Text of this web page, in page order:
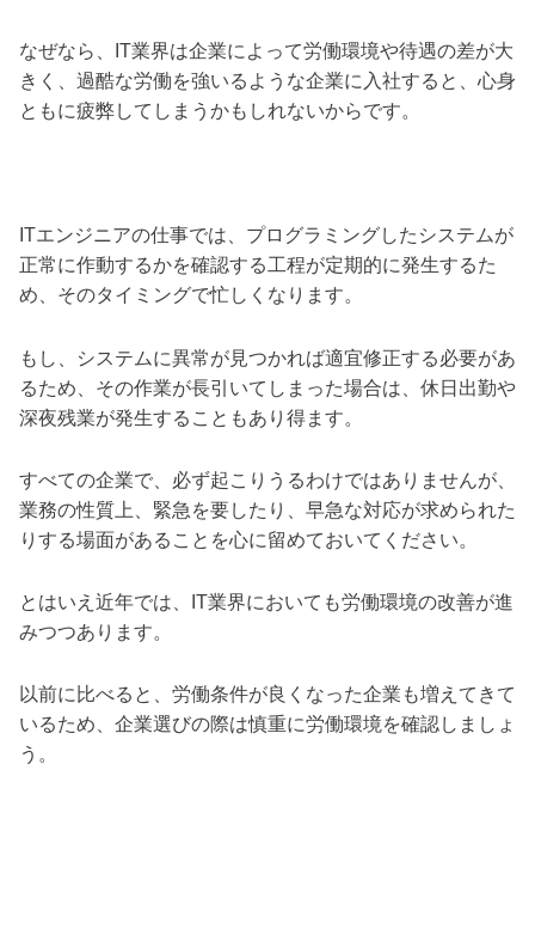
なぜなら、IT業界は企業によって労働環境や待遇の差が大
きく、過酷な労働を強いるような企業に入社すると、心身
ともに疲弊してしまうかもしれないからです。
ITエンジニアの仕事では、プログラミングしたシステムが
正常に作動するかを確認する工程が定期的に発生するた
め、そのタイミングで忙しくなります。
もし、システムに異常が見つかれば適宜修正する必要があ
るため、その作業が長引いてしまった場合は、休日出勤や
深夜残業が発生することもあり得ます。
すべての企業で、必ず起こりうるわけではありませんが、
業務の性質上、緊急を要したり、早急な対応が求められた
りする場面があることを心に留めておいてください。
とはいえ近年では、IT業界においても労働環境の改善が進
みつつあります。
以前に比べると、労働条件が良くなった企業も増えてきて
いるため、企業選びの際は慎重に労働環境を確認しましょ
う。